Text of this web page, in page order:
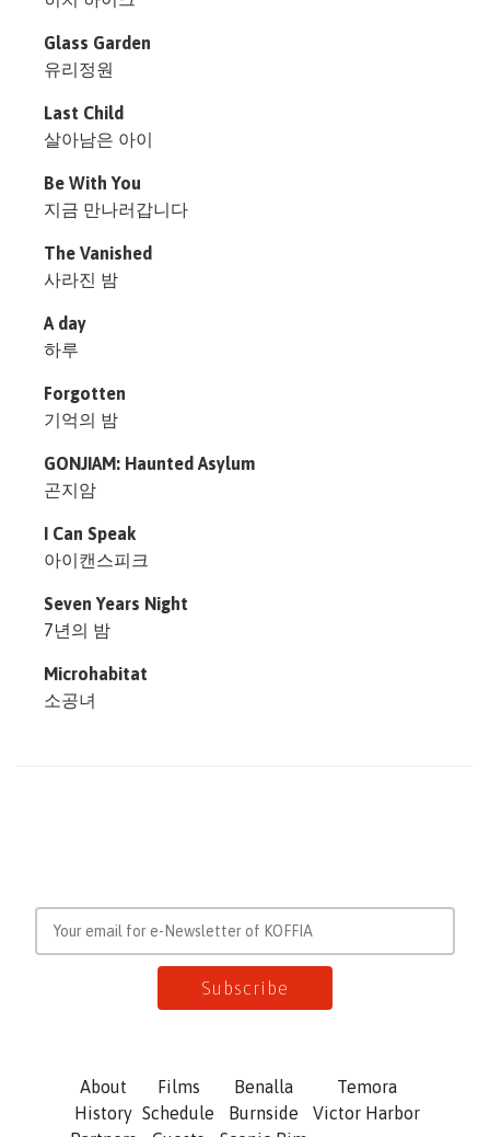
Glass Garden
유리정원
Last Child
살아남은 아이
Be With You
지금 만나러갑니다
The Vanished
사라진 밤
A day
하루
Forgotten
기억의 밤
GONJIAM: Haunted Asylum
곤지암
I Can Speak
아이캔스피크
Seven Years Night
7년의 밤
Microhabitat
소공녀
About
History
Films
Schedule
Benalla
Burnside
Temora
Victor Harbor